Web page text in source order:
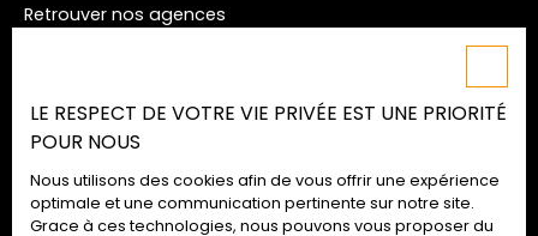
Retrouver nos agences
Politique de confidentialité
Gérer les cookies
LE RESPECT DE VOTRE VIE PRIVÉE EST UNE PRIORITÉ
POUR NOUS
Nous utilisons des cookies afin de vous offrir une expérience
optimale et une communication pertinente sur notre site.
Grace à ces technologies, nous pouvons vous proposer du